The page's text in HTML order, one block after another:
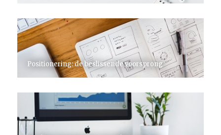
Positionering: de beslissende voorsprong